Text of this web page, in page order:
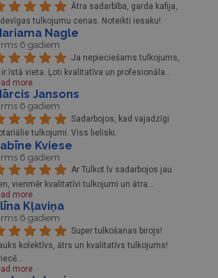
Ātra sadarbība, garda kafija,
tulkojumu cenas. Noteikti iesaku!
Nagle
6 gadiem
Ja nepieciešams tulkojums,
ir īstā vieta. Ļoti kvalitatīva un profesionāla
more
Jansons
6 gadiem
Sadarbojos, kad vajadzīgi
tulkojumi. Viss lieliski.
Kviese
6 gadiem
Ar Tulkot.lv sadarbojos jau
vienmēr kvalitatīvi tulkojumi un ātra...
more
Kļaviņa
6 gadiem
Super tulkošanas birojs!
kolektīvs, ātrs un kvalitatīvs tulkojums!
...
more